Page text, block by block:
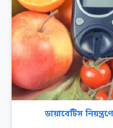
ডায়াবেটিস